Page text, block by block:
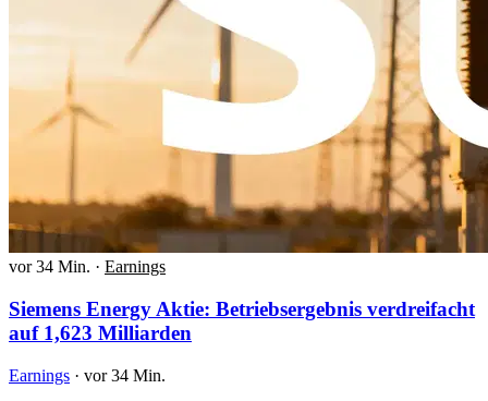
vor 34 Min. · Earnings
Siemens Energy Aktie: Betriebsergebnis verdreifacht
auf 1,623 Milliarden
Earnings · vor 34 Min.